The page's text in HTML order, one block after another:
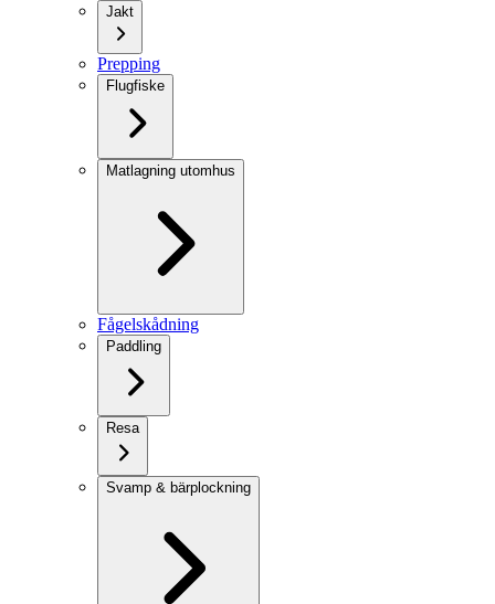
Jakt
Prepping
Flugfiske
Matlagning utomhus
Fågelskådning
Paddling
Resa
Svamp & bärplockning